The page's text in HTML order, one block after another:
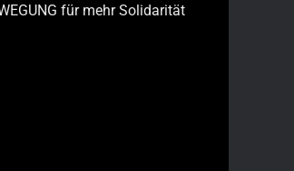
für mehr Solidarität